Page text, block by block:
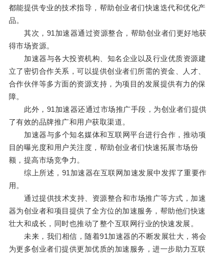
都能提供专业的技术指导，帮助创业者们快速迭代和优化产
品。
其次，91加速器通过资源整合，帮助创业者们更好地获
得市场资源。
加速器与各大投资机构、知名企业以及行业优质资源建
立了密切合作关系，可以提供创业者们所需的资金、人才、
合作伙伴等多方面的资源支持，为项目的发展提供有力的保
障。
此外，91加速器还通过市场推广手段，为创业者们提供
了有效的品牌推广和用户获取渠道。
加速器与多个知名媒体和互联网平台进行合作，推动项
目的曝光度和用户关注度，帮助创业者们快速拓展市场份
额，提高市场竞争力。
综上所述，91加速器在互联网加速发展中发挥了重要作
用。
通过提供技术支持、资源整合和市场推广等方式，加速
器为创业者和项目提供了全方位的加速服务，帮助他们快速
壮大和成长，同时也推动了整个互联网行业的快速发展。
未来，我们相信，随着91加速器的不断发展壮大，将会
为更多创业者们提供更加优质的加速服务，进一步助力互联